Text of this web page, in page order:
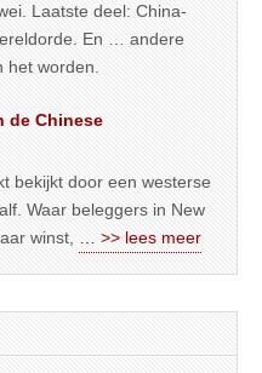
Laatste deel: China-
En … andere
het worden.
de Chinese
bekijkt door een westerse
Waar beleggers in New
winst, … >> lees meer